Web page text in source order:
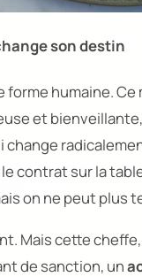
son destin
forme humaine. Ce
et
change
contrat sur la
on ne peut plus
Mais cette cheffe,
de sanction, un